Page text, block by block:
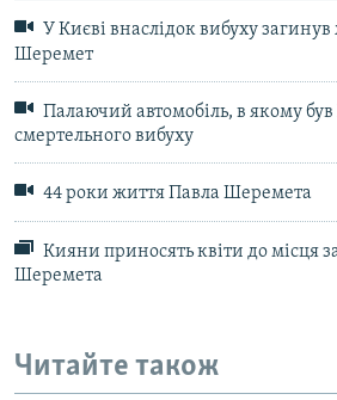
У Києві внаслідок вибуху
Шеремет
Палаючий автомобіль, в якому
cмертельного вибуху
44 роки життя Павла Шеремета
Кияни приносять квіти до місця
Шеремета
Читайте також